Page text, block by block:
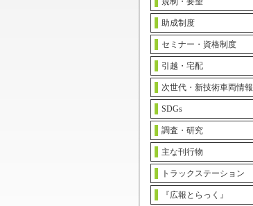
助成制度
セミナー・資格制度
引越・宅配
次世代・新技術車両情報
SDGs
調査・研究
主な刊行物
トラックステーション
『広報とらっく』